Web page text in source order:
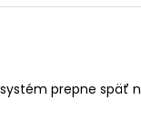
prepne späť